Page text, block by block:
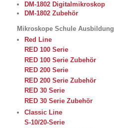
DM-1802 Digitalmikroskop
DM-1802 Zubehör
Mikroskope Schule Ausbildung
Red Line
RED 100 Serie
RED 100 Serie Zubehör
RED 200 Serie
RED 200 Serie Zubehör
RED 30 Serie
RED 30 Serie Zubehör
Classic Line
S-10/20-Serie